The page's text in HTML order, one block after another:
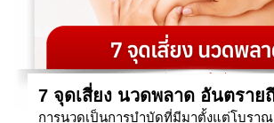
7 จุดเสี่ยง นวดพลาด อันตราย
การนวดเป็นการบำบัดที่มีมาตั้งแต่โบราณ